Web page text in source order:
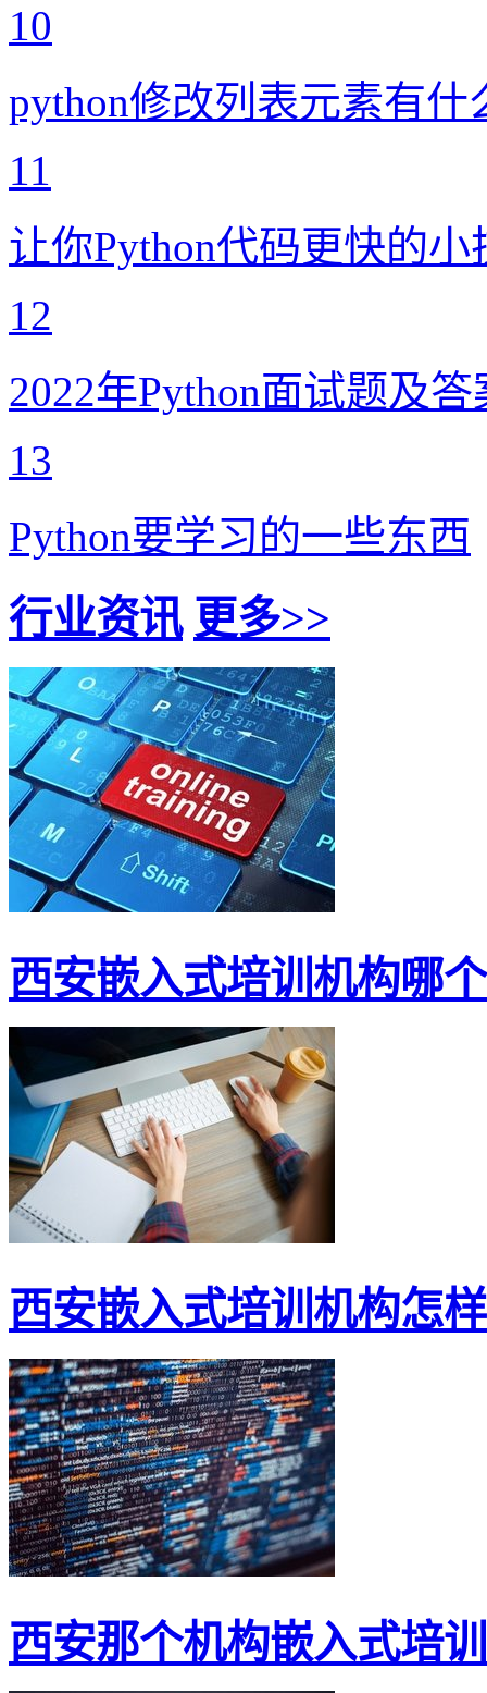
10
python修改列表元素有什
11
让你Python代码更快的小
12
2022年Python面试题及答
13
Python要学习的一些东西
行业资讯 更多>>
西安嵌入式培训机构哪
西安嵌入式培训机构怎
西安那个机构嵌入式培